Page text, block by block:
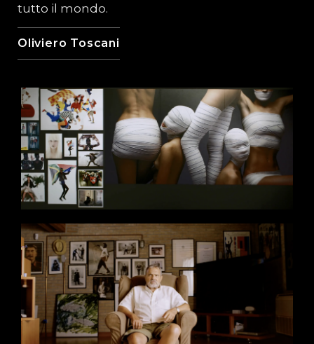
tutto il mondo.
Oliviero Toscani